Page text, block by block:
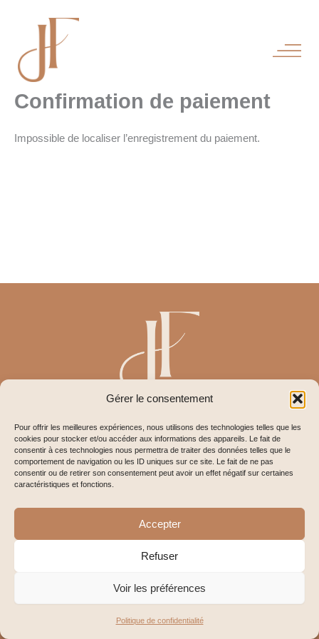
Gérer le consentement
Pour offrir les meilleures expériences, nous utilisons des technologies telles que les
cookies pour stocker et/ou accéder aux informations des appareils. Le fait de
consentir à ces technologies nous permettra de traiter des données telles que le
comportement de navigation ou les ID uniques sur ce site. Le fait de ne pas
consentir ou de retirer son consentement peut avoir un effet négatif sur certaines
caractéristiques et fonctions.
Accepter
Refuser
Voir les préférences
Politique de confidentialité
Confirmation de paiement
Impossible de localiser l’enregistrement du paiement.
RDV en ligne
Copyright© 2025 Julie FROESCH
POLITIQUE DE CONFIDENTIALITÉ
MENTIONS LÉGALES